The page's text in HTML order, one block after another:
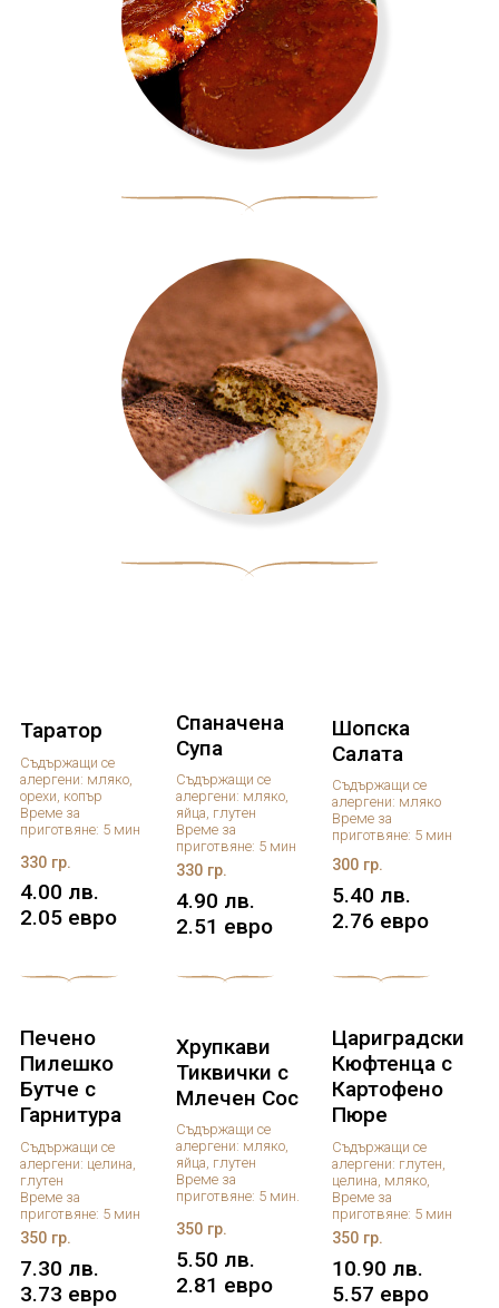
Таратор
Съдържащи се
алергени: мляко,
орехи, копър
Време за
приготвяне: 5 мин
330 гр.
4.00 лв.
2.05 евро
Спаначена
Супа
Съдържащи се
алергени: мляко,
яйца, глутен
Време за
приготвяне: 5 мин
330 гр.
4.90 лв.
2.51 евро
Шопска
Салата
Съдържащи се
алергени: мляко
Време за
приготвяне: 5 мин
300 гр.
5.40 лв.
2.76 евро
Печено
Пилешко
Бутче с
Гарнитура
Съдържащи се
алергени: целина,
глутен
Време за
приготвяне: 5 мин
350 гр.
7.30 лв.
3.73 евро
Хрупкави
Тиквички с
Млечен Сос
Съдържащи се
алергени: мляко,
яйца, глутен
Време за
приготвяне: 5 мин.
350 гр.
5.50 лв.
2.81 евро
Цариградски
Кюфтенца с
Картофено
Пюре
Съдържащи се
алергени: глутен,
целина, мляко,
Време за
приготвяне: 5 мин
350 гр.
10.90 лв.
5.57 евро